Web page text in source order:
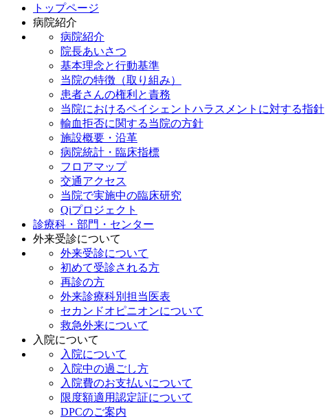
トップページ
病院紹介
病院紹介
院長あいさつ
基本理念と行動基準
当院の特徴（取り組み）
患者さんの権利と責務
当院におけるペイシェントハラスメントに対する指針
輸血拒否に関する当院の方針
施設概要・沿革
病院統計・臨床指標
フロアマップ
交通アクセス
当院で実施中の臨床研究
Qiプロジェクト
診療科・部門・センター
外来受診について
外来受診について
初めて受診される方
再診の方
外来診療科別担当医表
セカンドオピニオンについて
救急外来について
入院について
入院について
入院中の過ごし方
入院費のお支払いについて
限度額適用認定証について
DPCのご案内